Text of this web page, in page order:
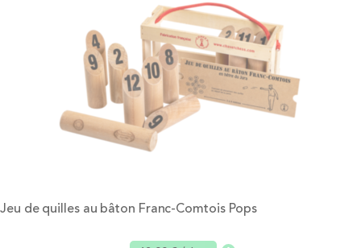
Jeu de quilles au bâton Franc-Comtois Pops